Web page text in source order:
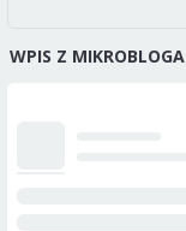
WPIS Z MIKROBLOGA